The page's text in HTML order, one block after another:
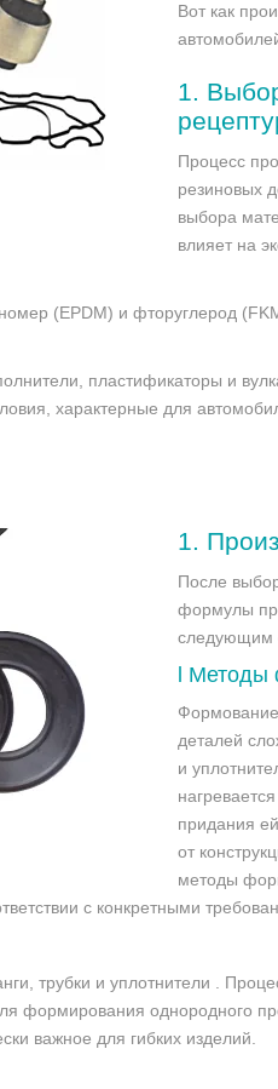
Вот как
1.
Процесс
резиновых
выбора
влияет на
(EPDM) и фторуглерод
пластификаторы и
характерные для
1.
После
формулы
следующим
Методы
деталей
и
придания
от
методы
с конкретными
трубки и уплотнители .
формирования однородного
важное для гибких изделий.